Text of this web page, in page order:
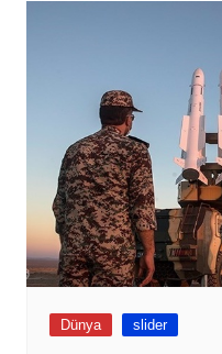
Dünya slider